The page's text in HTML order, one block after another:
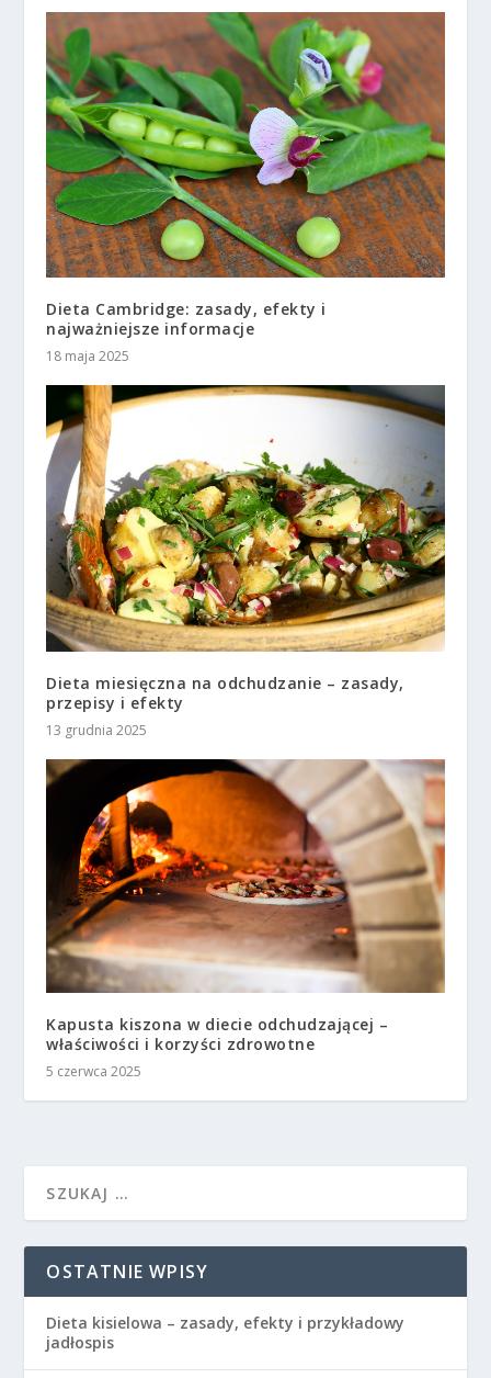
Dieta Cambridge: zasady, efekty i
najważniejsze informacje
18 maja 2025
Dieta miesięczna na odchudzanie – zasady,
przepisy i efekty
13 grudnia 2025
Kapusta kiszona w diecie odchudzającej –
właściwości i korzyści zdrowotne
5 czerwca 2025
OSTATNIE WPISY
Dieta kisielowa – zasady, efekty i przykładowy
jadłospis